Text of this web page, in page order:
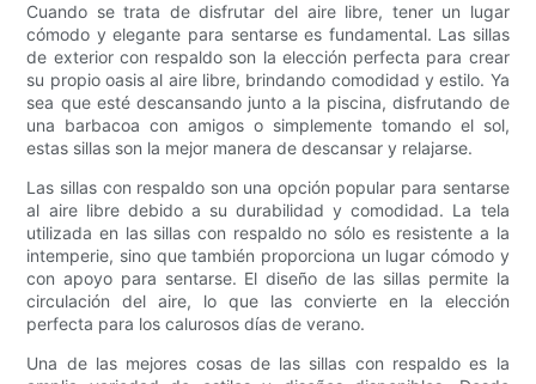
Cuando se trata de disfrutar del aire libre, tener un lugar
cómodo y elegante para sentarse es fundamental. Las sillas
de exterior con respaldo son la elección perfecta para crear
su propio oasis al aire libre, brindando comodidad y estilo. Ya
sea que esté descansando junto a la piscina, disfrutando de
una barbacoa con amigos o simplemente tomando el sol,
estas sillas son la mejor manera de descansar y relajarse.
Las sillas con respaldo son una opción popular para sentarse
al aire libre debido a su durabilidad y comodidad. La tela
utilizada en las sillas con respaldo no sólo es resistente a la
intemperie, sino que también proporciona un lugar cómodo y
con apoyo para sentarse. El diseño de las sillas permite la
circulación del aire, lo que las convierte en la elección
perfecta para los calurosos días de verano.
Una de las mejores cosas de las sillas con respaldo es la